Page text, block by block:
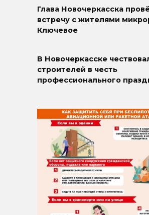
Глава Новочеркасска
встречу с жителями
Ключевое
В Новочеркасске
строителей в честь
профессионального